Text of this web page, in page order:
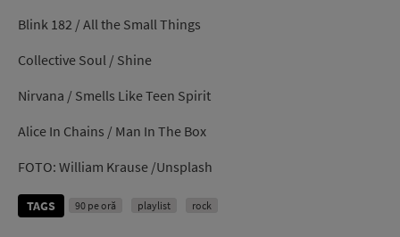
Blink 182 / All the Small Things
Collective Soul / Shine
Nirvana / Smells Like Teen Spirit
Alice In Chains / Man In The Box
FOTO: William Krause /Unsplash
TAGS 90 pe oră playlist rock